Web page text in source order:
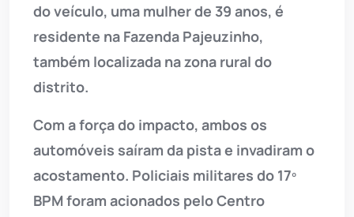
do veículo, uma mulher de 39 anos, é
residente na Fazenda Pajeuzinho,
também localizada na zona rural do
distrito.
Com a força do impacto, ambos os
automóveis saíram da pista e invadiram o
acostamento. Policiais militares do 17º
BPM foram acionados pelo Centro